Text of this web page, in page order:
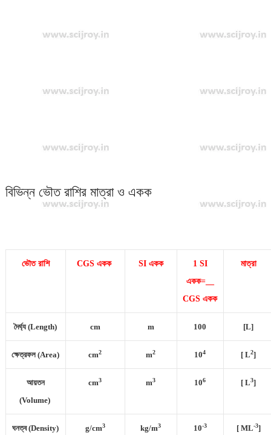
বিভিন্ন ভৌত রাশির মাত্রা ও একক
ভৌত রাশি CGS একক SI একক
1 SI
একক=__
CGS একক
মাত্রা
দৈর্ঘ্য (Length) cm m 100 [L]
ক্ষেত্রফল (Area) cm2 m2 104 [ L2]
আয়তন
(Volume)
cm3 m3 106 [ L3]
ঘনত্ব (Density) g/cm3 kg/m3 10-3 [ ML-3]